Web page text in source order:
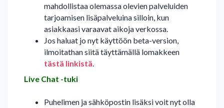
mahdollistaa olemassa olevien palveluiden
tarjoamisen lisäpalveluina silloin, kun
asiakkaasi varaavat aikoja verkossa.
Jos haluat jo nyt käyttöön beta-version,
ilmoitathan siitä täyttämällä lomakkeen
tästä linkistä.
Live Chat -tuki
Puhelimen ja sähköpostin lisäksi voit nyt olla